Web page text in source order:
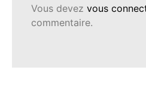
Vous devez vous
commentaire.